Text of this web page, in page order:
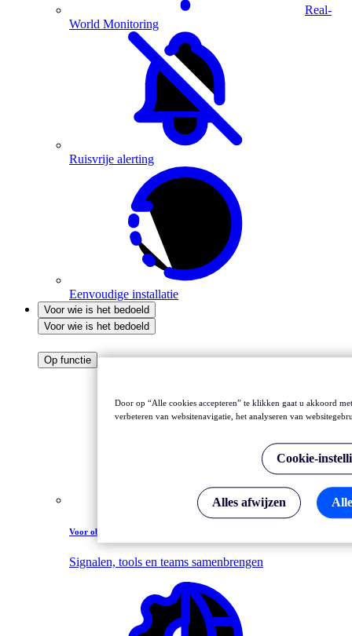
Real-
World Monitoring
Ruisvrije alerting
Eenvoudige installatie
Voor wie is het bedoeld
Voor wie is het bedoeld
Op functie
Voor observability-leidinggevenden
Signalen, tools en teams samenbrengen
Door op “Alle cookies accepteren” te klikken gaat u akkoord
verbeteren van websitenavigatie, het analyseren van
Cookie-
Alles afwijzen